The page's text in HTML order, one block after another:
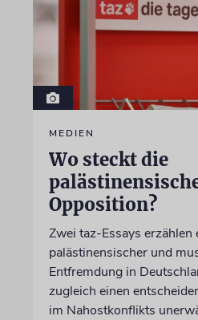
MEDIEN
Wo steckt die
Opposition?
Zwei taz-Essays
palästinensischer und
Entfremdung in
zugleich einen
im Nahostkonflikts